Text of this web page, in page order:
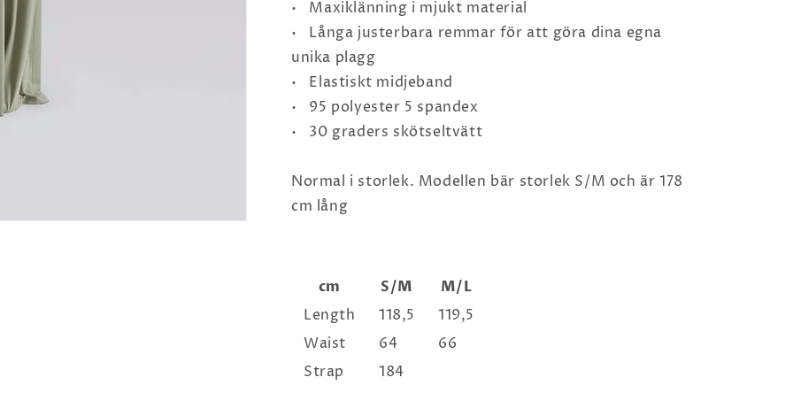
• Maxiklänning i mjukt material
• Långa justerbara remmar för att göra dina egna
unika plagg
• Elastiskt midjeband
• 95 polyester 5 spandex
• 30 graders skötseltvätt
Normal i storlek. Modellen bär storlek S/M och är 178
cm lång
cm S/M
M/L
Length
118,5
119,5
Waist
64
66
Strap
184